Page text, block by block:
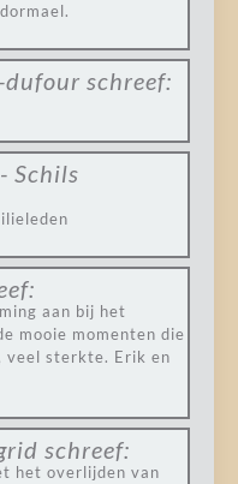
dufour schreef:
Schils
aan bij het
mooie momenten die
veel sterkte. Erik en
schreef:
het overlijden van